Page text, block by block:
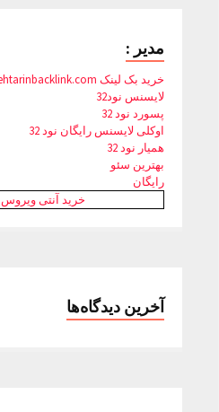
مدیر :
خرید بک لینک behtarinbacklink.com
لایسنس نود32
پسورد نود 32
اوکلی لایسنس رایگان نود 32
همیار نود 32
بهترین سئو
رایگان
خرید آنتی ویروس Kaspersky
آخرین دیدگاه‌ها